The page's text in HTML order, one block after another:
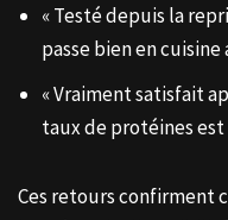
« Testé depuis la
passe bien en cuisine
« Vraiment satisfait
taux de protéines
Ces retours confirment